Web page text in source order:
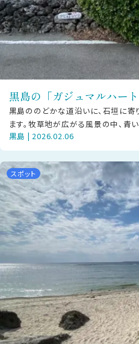
黒島の「ガジュマルハート
黒島ののどかな道沿いに、石垣に寄
ます。牧草地が広がる風景の中、青
しい静かな時間を感じさせます。
黒島 | 2026.02.06
スポット